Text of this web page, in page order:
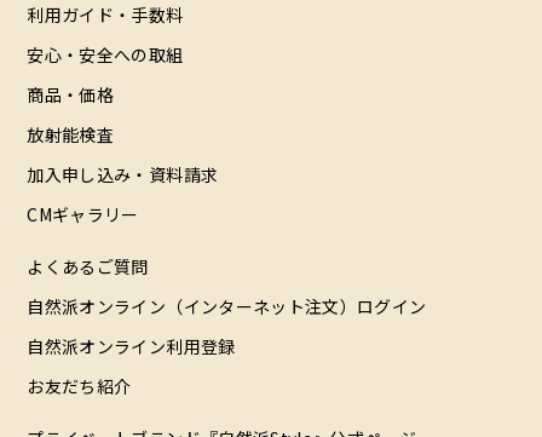
利用ガイド・手数料
安心・安全への取組
商品・価格
放射能検査
加入申し込み・資料請求
CMギャラリー
よくあるご質問
自然派オンライン（インターネット注文）ログイン
自然派オンライン利用登録
お友だち紹介